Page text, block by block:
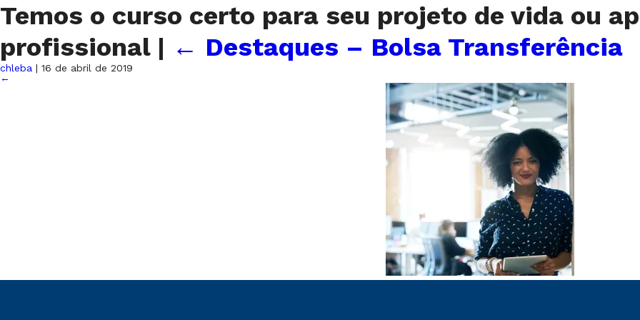
Temos o curso certo para seu projeto de vida ou
profissional | ← Destaques – Bolsa Transferência
chleba | 16 de abril de 2019
←